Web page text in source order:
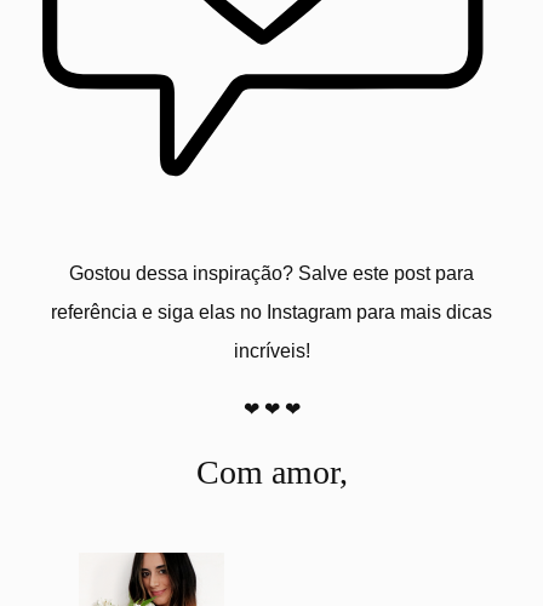
Gostou dessa inspiração? Salve este post para
referência e siga elas no Instagram para mais dicas
incríveis!
❤❤ ❤
Com amor,